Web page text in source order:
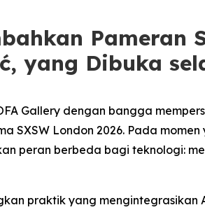
Pameran
yang Dibuka
Gallery dengan bangga
SXSW London 2026. Pada
peran berbeda bagi teknologi:
praktik yang